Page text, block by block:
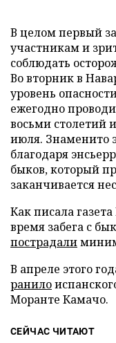
В целом первый
участникам и
соблюдать
Во вторник в
уровень
ежегодно
восьми столетий
июля. Знаменито
благодаря
быков, который
заканчивается
Как писала
время забега с
пострадали
В апреле этого
ранило
Моранте Камачо.
СЕЙЧАС ЧИТАЮТ